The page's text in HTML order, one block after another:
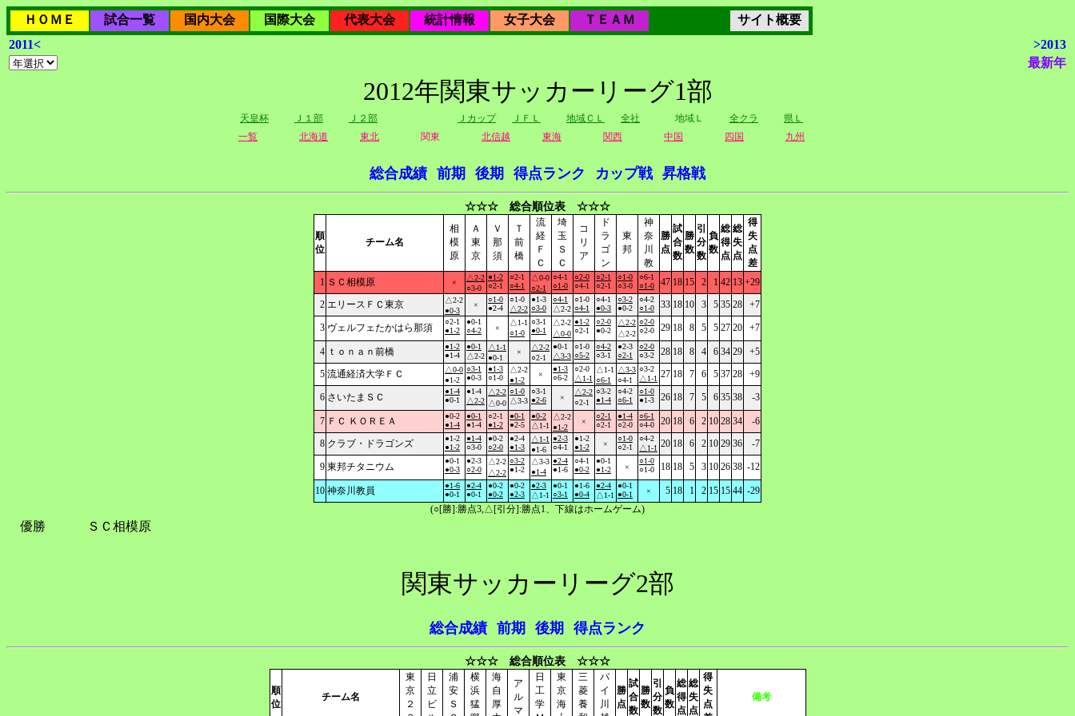
ＨＯＭＥ 試合一覧 国内大会 国際大会 代表大会 統計情報 女子大会 ＴＥＡＭ
サイト概要
2011<
>2013
最新年
2012年関東サッカーリーグ1部
天皇杯 Ｊ１部 Ｊ２部 Ｊカップ ＪＦＬ 地域ＣＬ 全社 地域Ｌ 全クラ
県Ｌ
一覧
北海道 東北 関東 北信越 東海 関西 中国 四国 九州
総合成績 前期 後期 得点ランク カップ戦 昇格戦
☆☆☆ 総合順位表 ☆☆☆
順
位
チーム名
相
模
原
Ａ
東
京
Ｖ
那
須
Ｔ
前
橋
流
経
Ｆ
Ｃ
埼
玉
Ｓ
Ｃ
コ
リ
ア
ド
ラ
ゴ
ン
東
邦
神
奈
川
教
勝
点
試
合
数
勝
数
引
分
数
負
数
総
得
点
総
失
点
得
失
点
差
1 ＳＣ相模原 ×
△2-2
○3-0
●1-2
○2-1
○2-1
○4-1
△0-0
○2-1
○4-1
○1-0
○2-0
○4-1
○2-1
○2-1
○1-0
○3-0
○6-1
○1-0
47 18 15 2 1 42 13 +29
2 エリースＦＣ東京
△2-2
●0-3
×
○1-0
●2-4
○1-0
△2-2
●1-3
○3-0
○4-1
△2-2
○1-0
○4-1
○4-1
●0-3
○3-2
●0-2
○4-2
○1-0
33 18 10 3 5 35 28 +7
3 ヴェルフェたかはら那須
○2-1
●1-2
●0-1
○4-2
×
△1-1
○1-0
○3-1
●0-1
△2-2
△0-0
●1-2
○2-1
○2-0
●0-2
△2-2
△2-2
○2-0
○2-0
29 18 8 5 5 27 20 +7
4 ｔｏｎａｎ前橋
●1-2
●1-4
●0-1
△2-2
△1-1
●0-1
×
△2-2
○2-1
●0-1
△3-3
○1-0
○5-2
○4-2
○3-1
●2-3
○2-1
○2-0
○3-2
28 18 8 4 6 34 29
+5
5 流通経済大学ＦＣ
△0-0
●1-2
○3-1
●0-3
●1-3
○1-0
△2-2
●1-2
×
●1-3
○6-2
○2-0
△1-1
△1-1
○6-1
△3-3
○4-1
○3-2
△1-1 27 18 7 6 5 37 28 +9
6 さいたまＳＣ
●1-4
●0-1
●1-4
△2-2
△2-2
△0-0
○1-0
△3-3
○3-1
●2-6
×
△2-2
○2-1
○3-2
●1-4
○4-2
○6-1
○1-0
●1-3
26 18 7 5 6 35 38 -3
7 ＦＣ ＫＯＲＥＡ
●0-2
●1-4
●0-1
●1-4
○2-1
●1-2
●0-1
●2-5
●0-2
△1-1
△2-2
●1-2
×
○2-1
○2-1
●1-4
○2-0
○6-1
○4-0
20 18 6 2 10 28 34
-6
8 クラブ・ドラゴンズ
●1-2
●1-2
●1-4
○3-0
●0-2
○2-0
●2-4
●1-3
△1-1
●1-6
●2-3
○4-1
●1-2
●1-2
×
○1-0
○2-1
○4-2
△1-1 20 18 6 2 10 29 36 -7
9 東邦チタニウム
●0-1
●0-3
●2-3
○2-0
△2-2
△2-2
○3-2
●1-2
△3-3
●1-4
●2-4
●1-6
○4-1
●0-2
●0-1
●1-2
×
○1-0
○1-0
18 18 5 3 10 26 38 -12
10 神奈川教員
●1-6
●0-1
●2-4
●0-1
●0-2
●0-2
●0-2
●2-3
●2-3
△1-1
●0-1
○3-1
●1-6
●0-4
●2-4
△1-1
●0-1
●0-1
× 5 18 1 2 15 15 44 -29
(○[勝]:勝点3,△[引分]:勝点1、下線はホームゲーム)
優勝 ＳＣ相模原
関東サッカーリーグ2部
総合成績 前期 後期 得点ランク
☆☆☆ 総合順位表 ☆☆☆
順
位
チーム名
東
京
２
日
立
ビ
浦
安
Ｓ
横
浜
猛
海
自
厚
ア
ル
マ
日
工
学
東
京
海
三
菱
養
パ
イ
川
勝
点
試
合
数
勝
数
引
分
数
負
数
総
得
点
総
失
点
得
失
点
備考